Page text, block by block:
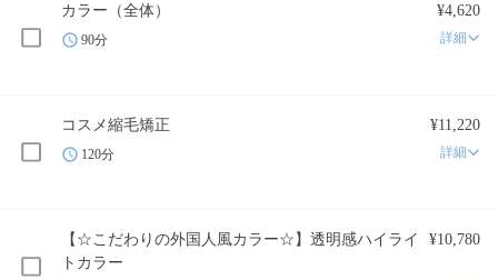
カラー（全体） ¥4,620
90分 詳細
コスメ縮毛矯正 ¥11,220
120分 詳細
【☆こだわりの外国人風カラー☆】透明感ハイライ
トカラー
¥10,780